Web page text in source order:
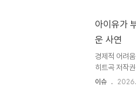
면, '새 멤버
직', '마돈나'
변신과 시너
아이유가
운 사연
경제적 어려
히트곡 저작
대에 선 그는
이슈